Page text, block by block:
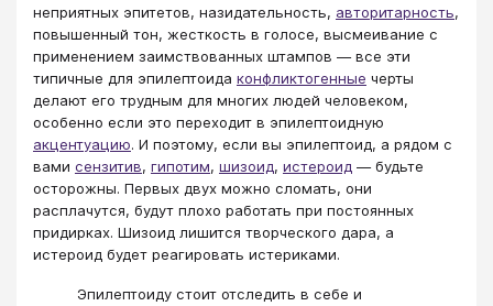
неприятных эпитетов, назидательность, авторитарность,
повышенный тон, жесткость в голосе, высмеивание с
применением заимствованных штампов — все эти
типичные для эпилептоида конфликтогенные черты
делают его трудным для многих людей человеком,
особенно если это переходит в эпилептоидную
акцентуацию. И поэтому, если вы эпилептоид, а рядом с
вами сензитив, гипотим, шизоид, истероид — будьте
осторожны. Первых двух можно сломать, они
расплачутся, будут плохо работать при постоянных
придирках. Шизоид лишится творческого дара, а
истероид будет реагировать истериками.
Эпилептоиду стоит отследить в себе и